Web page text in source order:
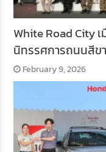
White Road City
นิทรรศการถนนสีข
February 9, 2026